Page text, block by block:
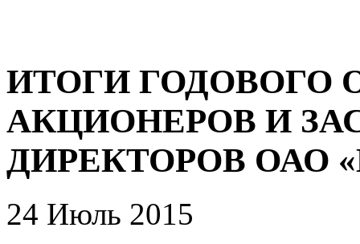
ИТОГИ ГОДОВОГО
АКЦИОНЕРОВ И
ДИРЕКТОРОВ ОАО
24 Июль 2015